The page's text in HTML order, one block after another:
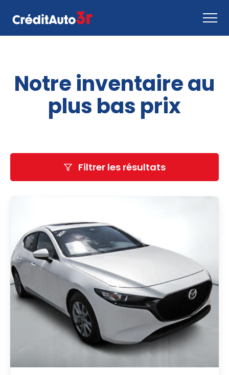
Comment ça marche
Nous joindre
Inventaire
Notre inventaire au
plus bas prix
Filtrer les résultats